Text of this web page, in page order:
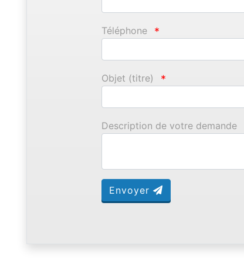
Téléphone *
Objet (titre) *
Description de votre demande
Envoyer